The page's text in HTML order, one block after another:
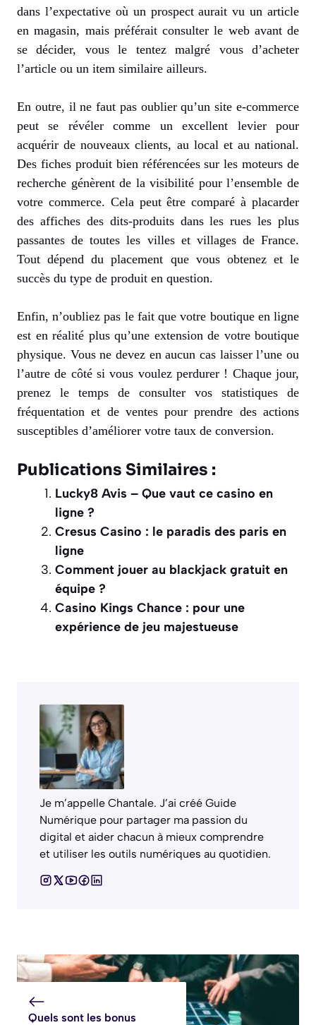
dans l’expectative où un prospect aurait vu un article
en magasin, mais préférait consulter le web avant de
se décider, vous le tentez malgré vous d’acheter
l’article ou un item similaire ailleurs.
En outre, il ne faut pas oublier qu’un site e-commerce
peut se révéler comme un excellent levier pour
acquérir de nouveaux clients, au local et au national.
Des fiches produit bien référencées sur les moteurs de
recherche génèrent de la visibilité pour l’ensemble de
votre commerce. Cela peut être comparé à placarder
des affiches des dits-produits dans les rues les plus
passantes de toutes les villes et villages de France.
Tout dépend du placement que vous obtenez et le
succès du type de produit en question.
Enfin, n’oubliez pas le fait que votre boutique en ligne
est en réalité plus qu’une extension de votre boutique
physique. Vous ne devez en aucun cas laisser l’une ou
l’autre de côté si vous voulez perdurer ! Chaque jour,
prenez le temps de consulter vos statistiques de
fréquentation et de ventes pour prendre des actions
susceptibles d’améliorer votre taux de conversion.
Publications Similaires :
Lucky8 Avis – Que vaut ce casino en
ligne ?
Cresus Casino : le paradis des paris en
ligne
Comment jouer au blackjack gratuit en
équipe ?
Casino Kings Chance : pour une
expérience de jeu majestueuse
Je m’appelle Chantale. J’ai créé Guide
Numérique pour partager ma passion du
digital et aider chacun à mieux comprendre
et utiliser les outils numériques au quotidien.
Quels sont les bonus